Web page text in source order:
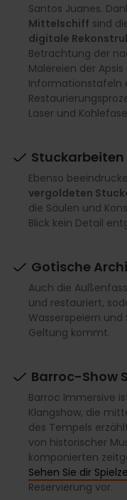
Santos Juanes.
Mittelschiff sind
digitale
Betrachtung der
Malereien der
Informationstafeln
Laser und
Ebenso
vergoldeten
die Säulen und
Blick kein Detail
Gotische
Auch die
und restauriert,
Wasserspeiern
Geltung kommt.
Barroc-Show
Barroc Immersive
Klangshow, die
des Tempels
von historischer
komponierten
Sehen Sie dir
Reservierung vor.